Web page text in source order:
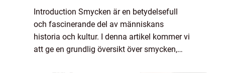
Introduction Smycken är en betydelsefull
och fascinerande del av människans
historia och kultur. I denna artikel kommer vi
att ge en grundlig översikt över smycken,